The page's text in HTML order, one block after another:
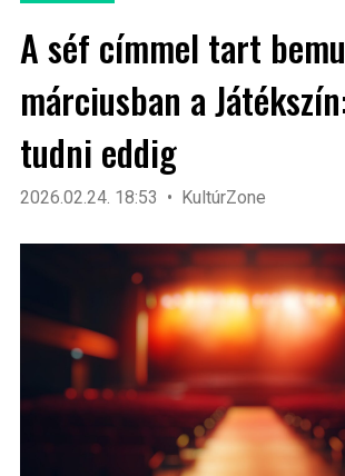
A séf címmel tart
márciusban a
tudni eddig
2026.02.24. 18:53 KultúrZone